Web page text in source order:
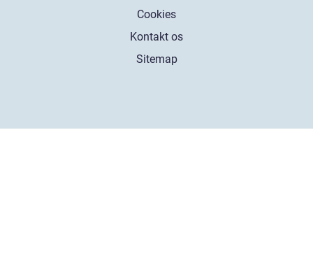
Cookies
Kontakt os
Sitemap